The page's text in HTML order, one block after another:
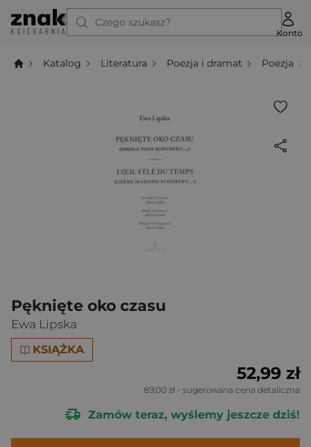
Czego szukasz?
Konto
Katalog Literatura Poezja i dramat Poezja
Pęknięte oko czasu
Ewa Lipska
KSIĄŻKA
52,99 zł
89,00 zł - sugerowana cena detaliczna
Zamów teraz, wyślemy jeszcze dziś!